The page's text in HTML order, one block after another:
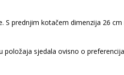
S prednjim kotačem dimenzija 26
položaja sjedala ovisno o